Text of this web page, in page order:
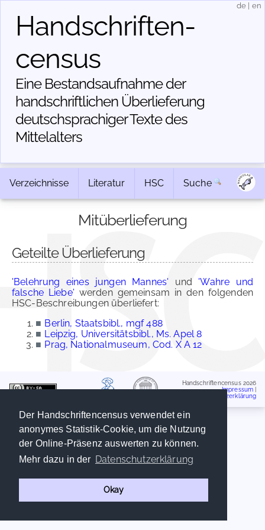
Der Handschriftencensus verwendet ein
anonymes Statistik-Cookie, um die Nutzung
der Online-Präsenz auswerten zu können.
Mehr dazu in der Datenschutzerklärung
Okay
Handschriften­
census
Eine Bestandsaufnahme der
handschriftlichen Über­lieferung
deutschsprachiger Texte des
Mittelalters
de en
Verzeichnisse Literatur HSC Suche
Mitüberlieferung
Geteilte Überlieferung
'Belehrung eines jungen Mannes' und 'Wahre und
falsche Liebe' werden gemeinsam in den folgenden
HSC-Beschreibungen überliefert:
■ Berlin, Staatsbibl., mgf 488
■ Leipzig, Universitätsbibl., Ms. Apel 8
■ Prag, Nationalmuseum, Cod. X A 12
Handschriftencensus 2026
Impressum
Datenschutzerklärung